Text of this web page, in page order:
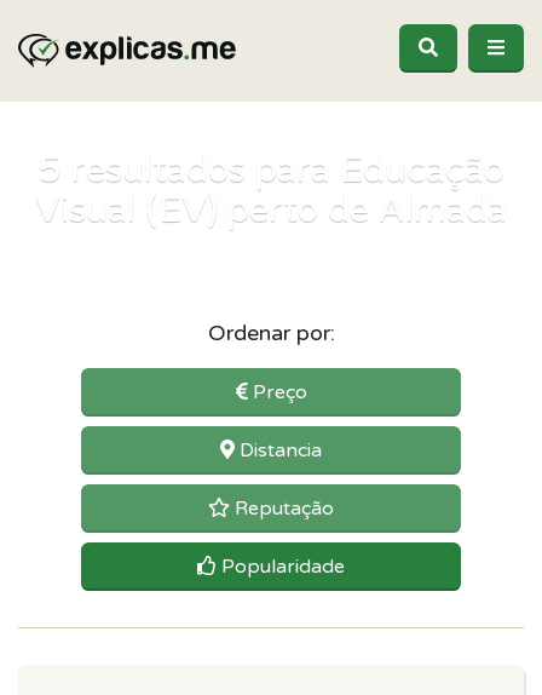
5 resultados para Educação
Visual (EV) perto de Almada
Ordenar por:
Preço
Distancia
Reputação
Popularidade